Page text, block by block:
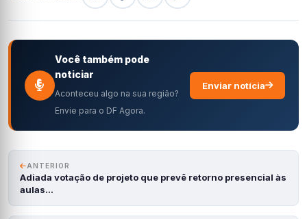
Você também pode
noticiar
Aconteceu algo na sua região?
Envie para o DF Agora.
Enviar notícia
ANTERIOR
Adiada votação de projeto que prevê retorno presencial às
aulas…